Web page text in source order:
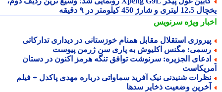
و شارژ 450 کیلومتر در ۹ دقیقه
ویژهسرنویس
استقلال مقابل همنام خوزستانی در دیداری تدارکاتی
مگنس آکلیوش به پاری سن ژرمن پیوست
الجزیره: سرنوشت توافق تنگه هرمز اکنون در دستان
شنیدنی نیک آفرید سماواتی درباره مهدی پاکدل + فیلم
وضعیت ذخایر سدها